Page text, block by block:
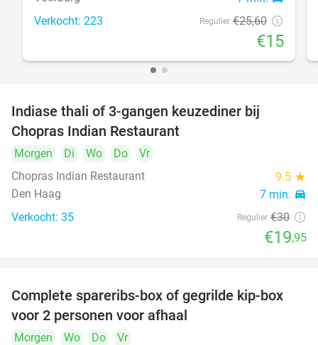
Verkocht: 223 Regulier €25,60
€15
Indiase thali of 3-gangen keuzediner bij
Chopras Indian Restaurant
Morgen Di Wo Do
Vr
Chopras Indian Restaurant
9.5 star
Den Haag 7 min. directions_car
Verkocht: 35 Regulier €30
€19,95
37%
Complete spareribs-box of gegrilde kip-box
voor 2 personen voor afhaal
Morgen Wo Do
Vr